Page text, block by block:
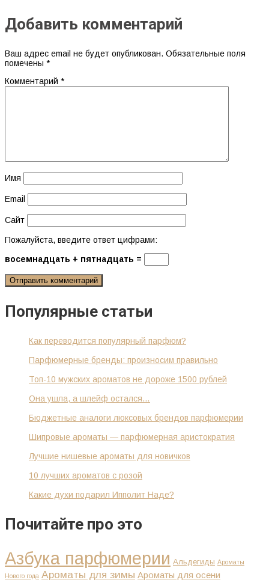
Добавить комментарий
Ваш адрес email не будет опубликован. Обязательные поля
помечены *
Комментарий *
Имя
Email
Сайт
Пожалуйста, введите ответ цифрами:
восемнадцать + пятнадцать =
Популярные статьи
Как переводится популярный парфюм?
Парфюмерные бренды: произносим правильно
Топ-10 мужских ароматов не дороже 1500 рублей
Она ушла, а шлейф остался…
Бюджетные аналоги люксовых брендов парфюмерии
Шипровые ароматы — парфюмерная аристократия
Лучшие нишевые ароматы для новичков
10 лучших ароматов с розой
Какие духи подарил Ипполит Наде?
Почитайте про это
Азбука парфюмерии Альдегиды Ароматы
Нового года Ароматы для зимы Ароматы для осени